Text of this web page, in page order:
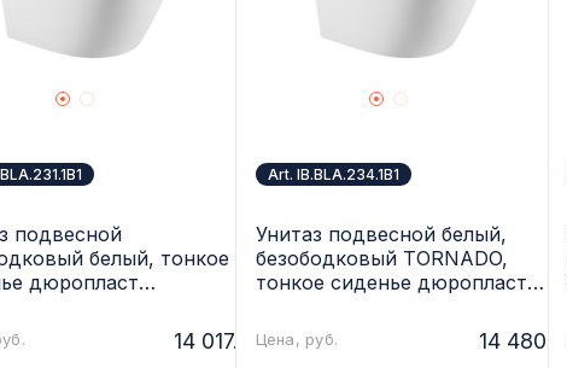
подвесной
белый, тонкое
дюропласт
BILBAO ALTO,
14 017.-
Art. IB.BLA.234.1B1
Унитаз подвесной белый,
безободковый TORNADO,
тонкое сиденье дюропласт
BLANCA, BILBAO ALTO,
IB.BLA.234.1B1
Цена, руб. 14 480.-